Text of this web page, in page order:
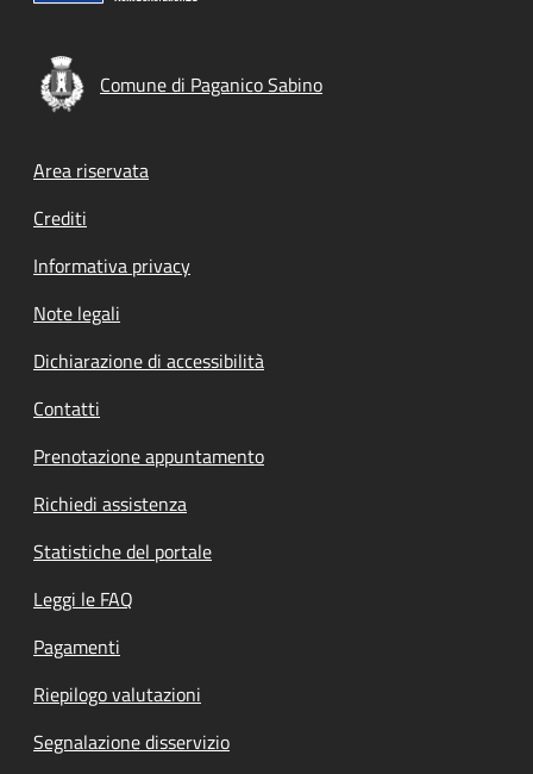
Comune di Paganico Sabino
Footer menu
Area riservata
Crediti
Informativa privacy
Note legali
Dichiarazione di accessibilità
Contatti
Prenotazione appuntamento
Richiedi assistenza
Statistiche del portale
Leggi le FAQ
Pagamenti
Riepilogo valutazioni
Segnalazione disservizio